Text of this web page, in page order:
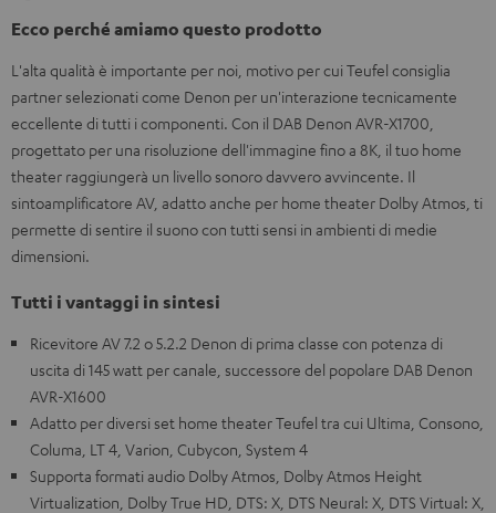
Ecco perché amiamo questo prodotto
L'alta qualità è importante per noi, motivo per cui Teufel consiglia
partner selezionati come Denon per un'interazione tecnicamente
eccellente di tutti i componenti. Con il DAB Denon AVR-X1700,
progettato per una risoluzione dell'immagine fino a 8K, il tuo home
theater raggiungerà un livello sonoro davvero avvincente. Il
sintoamplificatore AV, adatto anche per home theater Dolby Atmos, ti
permette di sentire il suono con tutti sensi in ambienti di medie
dimensioni.
Tutti i vantaggi in sintesi
Ricevitore AV 7.2 o 5.2.2 Denon di prima classe con potenza di
uscita di 145 watt per canale, successore del popolare DAB Denon
AVR-X1600
Adatto per diversi set home theater Teufel tra cui Ultima, Consono,
Columa, LT 4, Varion, Cubycon, System 4
Supporta formati audio Dolby Atmos, Dolby Atmos Height
Virtualization, Dolby True HD, DTS: X, DTS Neural: X, DTS Virtual: X,